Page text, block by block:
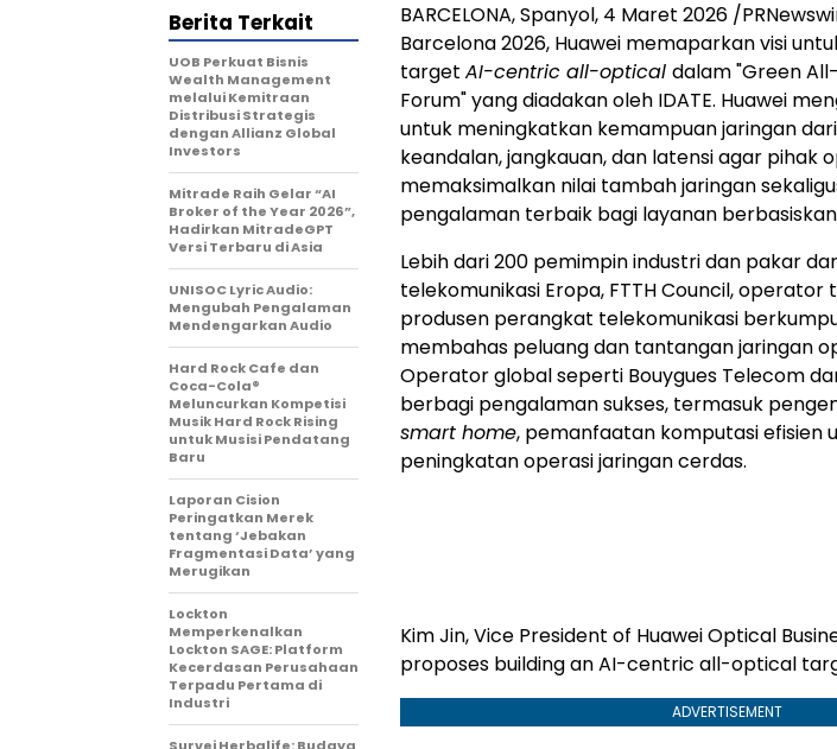
BARCELONA, Spanyol, 4 Maret 2026 /
Barcelona 2026, Huawei memaparkan visi
target AI-centric all-optical dalam "Green
Forum" yang diadakan oleh IDATE. Huawei
untuk meningkatkan kemampuan jaringan dari
keandalan, jangkauan, dan latensi agar pihak
memaksimalkan nilai tambah jaringan
pengalaman terbaik bagi layanan berbasiskan
Lebih dari 200 pemimpin industri dan pakar
telekomunikasi Eropa, FTTH Council, operator
produsen perangkat telekomunikasi
membahas peluang dan tantangan jaringan
Operator global seperti Bouygues Telecom
berbagi pengalaman sukses, termasuk
smart home, pemanfaatan komputasi efisien
peningkatan operasi jaringan cerdas.
Kim Jin, Vice President of Huawei Optical
proposes building an AI-centric all-optical
ADVERTISEMENT
Berita Terkait
UOB Perkuat Bisnis
Wealth Management
melalui Kemitraan
Distribusi Strategis
dengan Allianz Global
Investors
Mitrade Raih Gelar “AI
Broker of the Year 2026”,
Hadirkan MitradeGPT
Versi Terbaru di Asia
UNISOC Lyric Audio:
Mengubah Pengalaman
Mendengarkan Audio
Hard Rock Cafe dan
Coca-Cola®
Meluncurkan Kompetisi
Musik Hard Rock Rising
untuk Musisi Pendatang
Baru
Laporan Cision
Peringatkan Merek
tentang ‘Jebakan
Fragmentasi Data’ yang
Merugikan
Lockton
Memperkenalkan
Lockton SAGE: Platform
Kecerdasan Perusahaan
Terpadu Pertama di
Industri